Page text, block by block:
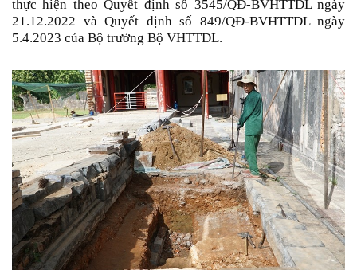
thực hiện theo Quyết định số 3545/QĐ-BVHTTDL ngày
21.12.2022 và Quyết định số 849/QĐ-BVHTTDL ngày
5.4.2023 của Bộ trưởng Bộ VHTTDL.